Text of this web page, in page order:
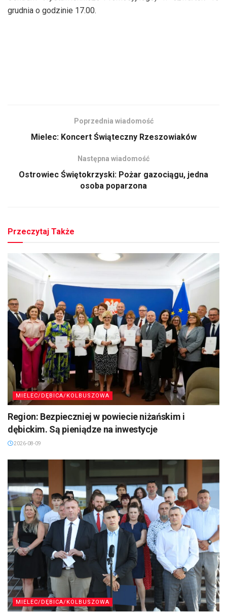
grudnia o godzinie 17.00.
Poprzednia wiadomość
Mielec: Koncert Świąteczny Rzeszowiaków
Następna wiadomość
Ostrowiec Świętokrzyski: Pożar gazociągu, jedna
osoba poparzona
Przeczytaj Także
MIELEC/DĘBICA/KOLBUSZOWA
Region: Bezpieczniej w powiecie niżańskim i
dębickim. Są pieniądze na inwestycje
2026-08-09
MIELEC/DĘBICA/KOLBUSZOWA